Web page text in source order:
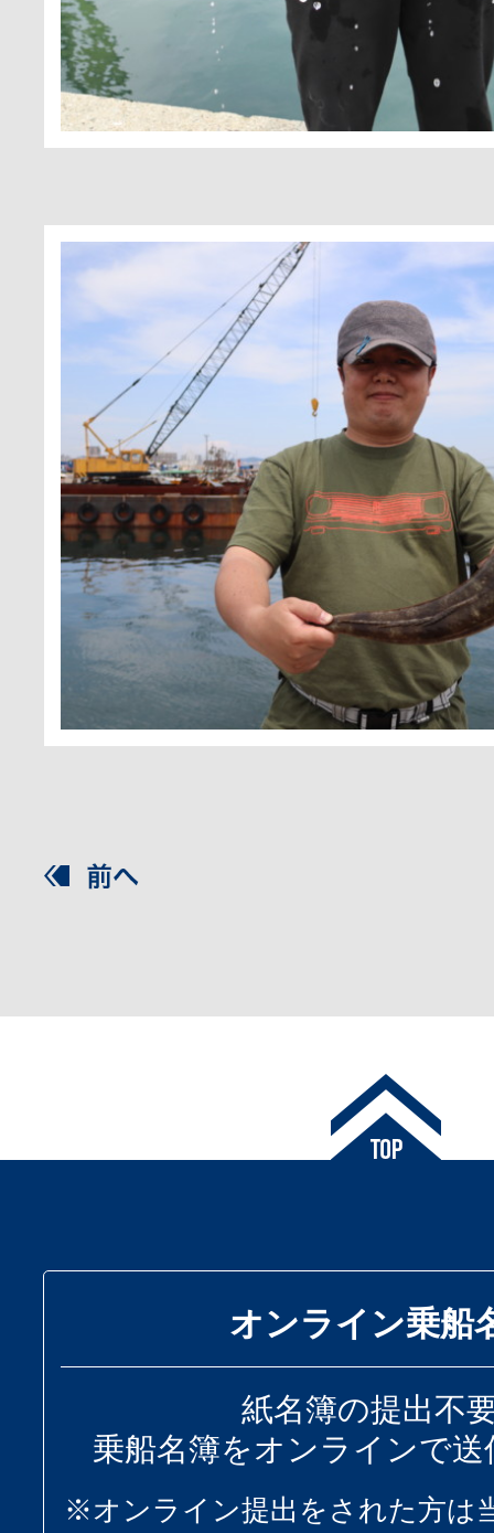
オンライン乗船
紙名簿の提出不
乗船名簿をオンラインで
※オンライン提出をされた方は